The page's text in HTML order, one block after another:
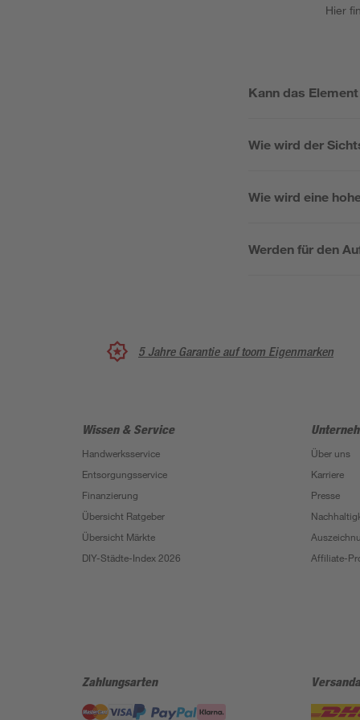
Hier
Kann das
Wie wird der
Wie wird eine
Werden für den
5 Jahre Garantie auf toom Eigenmarken
Wissen & Service
Handwerksservice
Entsorgungsservice
Finanzierung
Übersicht Ratgeber
Übersicht Märkte
DIY-Städte-Index 2026
Über uns
Karriere
Presse
Affiliate-
Zahlungsarten